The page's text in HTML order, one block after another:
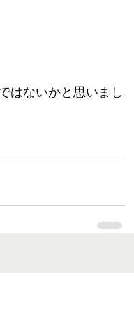
はないかと思いまし